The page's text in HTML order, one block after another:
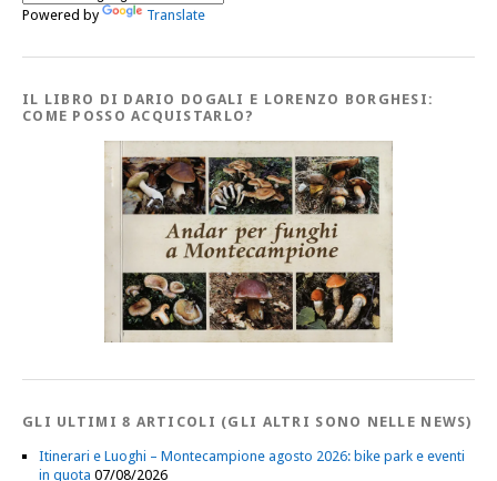
Powered by Translate
IL LIBRO DI DARIO DOGALI E LORENZO BORGHESI:
COME POSSO ACQUISTARLO?
GLI ULTIMI 8 ARTICOLI (GLI ALTRI SONO NELLE NEWS)
Itinerari e Luoghi – Montecampione agosto 2026: bike park e eventi
in quota 07/08/2026